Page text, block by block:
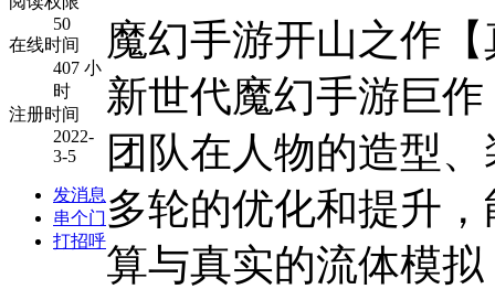
50
在线时间
407 小
时
注册时间
2022-
3-5
发消息
串个门
打招呼
魔幻手游开山之作
新世代魔幻手游巨
团队在人物的造型
多轮的优化和提升
算与真实的流体模